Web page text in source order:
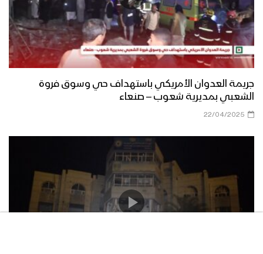
جريمة العدوان الأمريكي باستهداف حي وسوق فروة
الشعبي بمديرية شعوب – صنعاء
22/04/2025